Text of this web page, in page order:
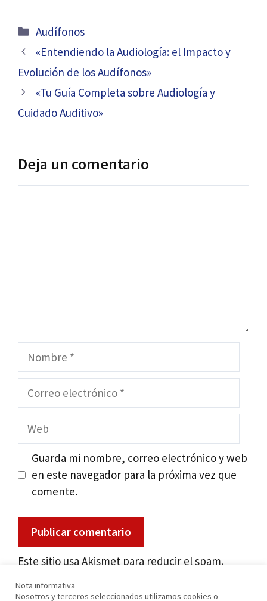
Categorías
Audífonos
Navegación
de
«Entendiendo la Audiología: el Impacto y
Evolución de los Audífonos»
«Tu Guía Completa sobre Audiología y
Cuidado Auditivo»
Deja un comentario
Nombre
Correo
Web
Guarda mi nombre, correo electrónico y web
en este navegador para la próxima vez que
comente.
Este sitio usa Akismet para reducir el spam.
comentarios.
Nota informativa
Nosotros y terceros seleccionados utilizamos cookies o